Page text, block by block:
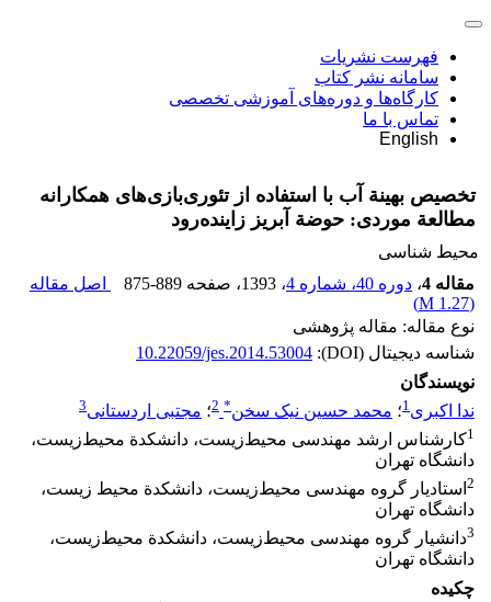
فهرست نشریات
سامانه نشر کتاب
کارگاه‌ها و دوره‌های آموزشی تخصصی
تماس با ما
English
تخصیص بهینة آب با استفاده از تئوری‌بازی‌‌های همکارانه
مطالعة موردی: حوضة آبریز زاینده‌رود
محیط شناسی
مقاله 4
، دوره 40، شماره 4 ، 1393 ، صفحه 875-889
اصل مقاله
(
1.27 M
)
نوع مقاله: مقاله پژوهشی
شناسه دیجیتال (DOI):
10.22059/jes.2014.53004
نویسندگان
ندا اکبری1؛ محمد حسین نیک سخن*
2؛ مجتبی اردستانی3
1کارشناس ارشد مهندسی محیط‌‌زیست، دانشکدة محیط‌زیست،
دانشگاه تهران
2 استادیار گروه مهندسی محیط‌زیست، دانشکدة محیط‌‌ زیست،
دانشگاه تهران
3دانشیار گروه مهندسی محیط‌زیست، دانشکدة محیط‌زیست،
دانشگاه تهران
چکیده